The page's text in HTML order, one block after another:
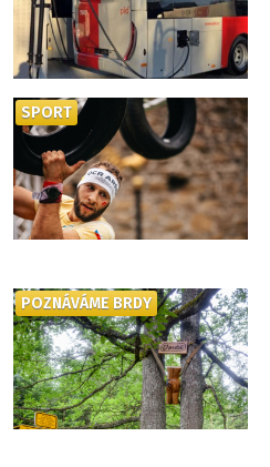
SPORT
POZNÁVÁME BRDY